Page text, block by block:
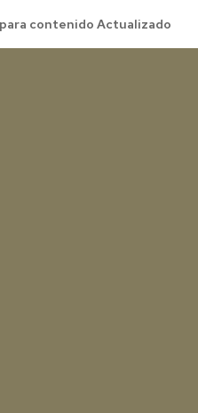
contenido Actualizado